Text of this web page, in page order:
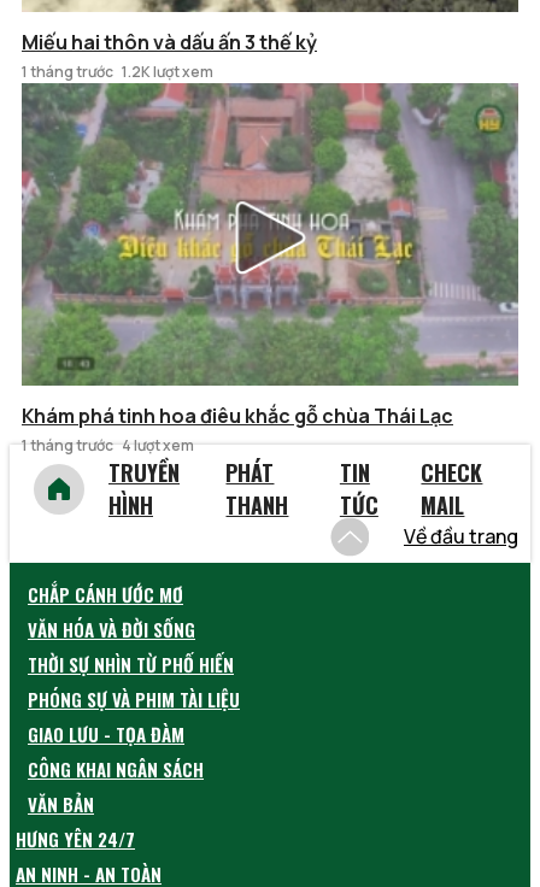
Miếu hai thôn và dấu ấn 3 thế kỷ
1 tháng trước 1.2K lượt xem
Khám phá tinh hoa điêu khắc gỗ chùa Thái Lạc
1 tháng trước 4 lượt xem
TRUYỀN
HÌNH
PHÁT
THANH
TIN
TỨC
CHECK
MAIL
Về đầu trang
CHẮP CÁNH ƯỚC MƠ
VĂN HÓA VÀ ĐỜI SỐNG
THỜI SỰ NHÌN TỪ PHỐ HIẾN
PHÓNG SỰ VÀ PHIM TÀI LIỆU
GIAO LƯU - TỌA ĐÀM
CÔNG KHAI NGÂN SÁCH
VĂN BẢN
HƯNG YÊN 24/7
AN NINH - AN TOÀN